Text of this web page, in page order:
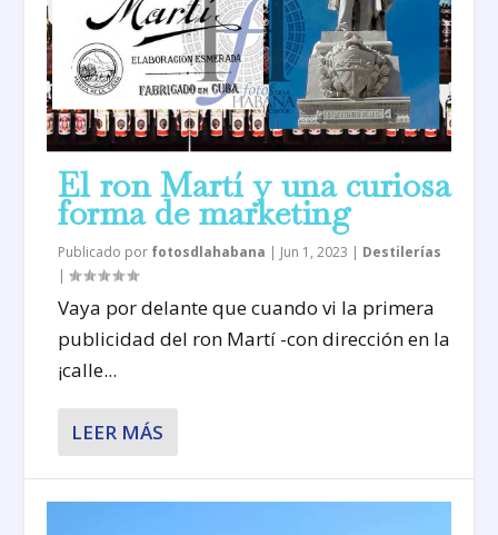
El ron Martí y una curiosa
forma de marketing
Publicado por fotosdlahabana | Jun 1, 2023 | Destilerías
|
Vaya por delante que cuando vi la primera
publicidad del ron Martí -con dirección en la
¡calle...
LEER MÁS